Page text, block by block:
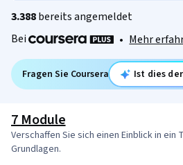
3.388bereits angemeldet
Bei
• Mehr
Fragen Sie Coursera Ist dies
7 Module
Verschaffen Sie sich einen Einblick in ein
Grundlagen.